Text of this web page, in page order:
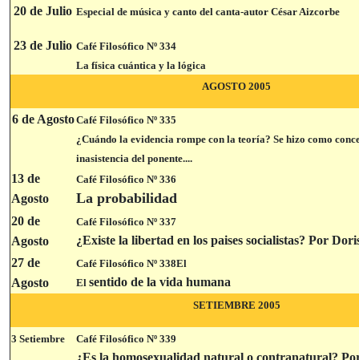
20 de Julio Especial de música y canto del canta-autor César Aizcorbe
23 de Julio Café Filosófico Nº 334
La física cuántica y la lógica
AGOSTO 2005
6 de AgostoCafé Filosófico Nº 335
¿Cuándo la evidencia rompe con la teoría? Se hizo como
inasistencia del ponente....
13 de
Agosto
Café Filosófico Nº 336
La probabilidad
20 de
Agosto
Café Filosófico Nº 337
¿Existe la libertad en los paises socialistas? Por
27 de
Agosto
Café Filosófico Nº 338El
El sentido de la vida humana
SETIEMBRE 2005
3 Setiembre Café Filosófico Nº 339
¿Es la homosexualidad natural o contranatural?